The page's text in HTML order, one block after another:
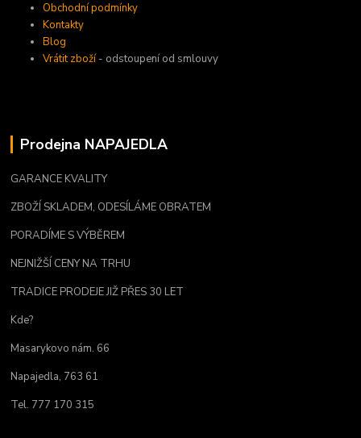
Obchodní podmínky
Kontakty
Blog
Vrátit zboží- odstoupení od smlouvy
Prodejna NAPAJEDLA
GARANCE KVALITY
ZBOŽÍ SKLADEM, ODESÍLÁME OBRATEM
PORADÍME S VÝBĚREM
NEJNIŽŠÍ CENY NA TRHU
TRADICE PRODEJE JIŽ PŘES 30 LET
Kde?
Masarykovo nám. 66
Napajedla, 763 61
Tel. 777 170 315